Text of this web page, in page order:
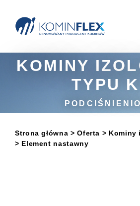
Main Navigation
KOMINY
TYPU
Strona główna > Oferta > Kominy
> Element nastawny